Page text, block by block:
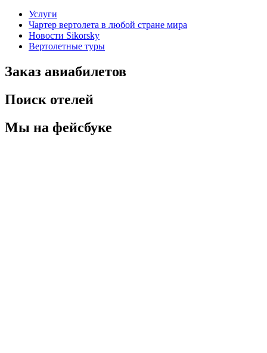
Услуги
Чартер вертолета в любой стране мира
Новости Sikorsky
Вертолетные туры
Заказ авиабилетов
Поиск отелей
Мы на фейсбуке